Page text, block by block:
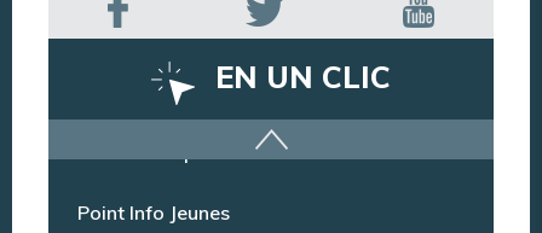
EN UN CLIC